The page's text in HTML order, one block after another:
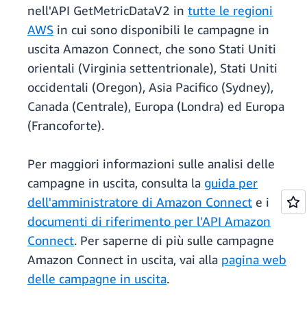
nell'API GetMetricDataV2 in tutte le regioni
AWS in cui sono disponibili le campagne in
uscita Amazon Connect, che sono Stati Uniti
orientali (Virginia settentrionale), Stati Uniti
occidentali (Oregon), Asia Pacifico (Sydney),
Canada (Centrale), Europa (Londra) ed Europa
(Francoforte).
Per maggiori informazioni sulle analisi delle
campagne in uscita, consulta la guida per
dell'amministratore di Amazon Connect e i
documenti di riferimento per l'API Amazon
Connect. Per saperne di più sulle campagne
Amazon Connect in uscita, vai alla pagina web
delle campagne in uscita.